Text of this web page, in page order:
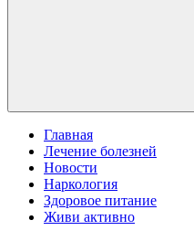
Главная
Лечение болезней
Новости
Наркология
Здоровое питание
Живи активно